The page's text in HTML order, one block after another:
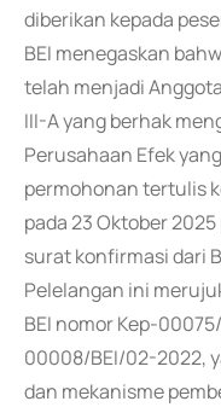
diberikan kepada
BEI menegaskan
telah menjadi
III-A yang berhak
Perusahaan Efek
permohonan tertulis
pada 23 Oktober
surat konfirmasi dari
Pelelangan ini
BEI nomor Kep-
00008/BEI/02-2022,
dan mekanisme